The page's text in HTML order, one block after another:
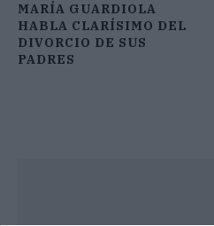
MARÍA GUARDIOLA
HABLA CLARÍSIMO DEL
DIVORCIO DE SUS
PADRES